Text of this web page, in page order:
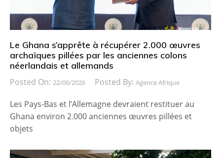
Le Ghana s’apprête à récupérer 2.000 œuvres
archaïques pillées par les anciennes colons
néerlandais et allemands
Posted On: 22/06/2026 Posted By: Agence Afrique
Les Pays-Bas et l’Allemagne devraient restituer au
Ghana environ 2.000 anciennes œuvres pillées et
objets